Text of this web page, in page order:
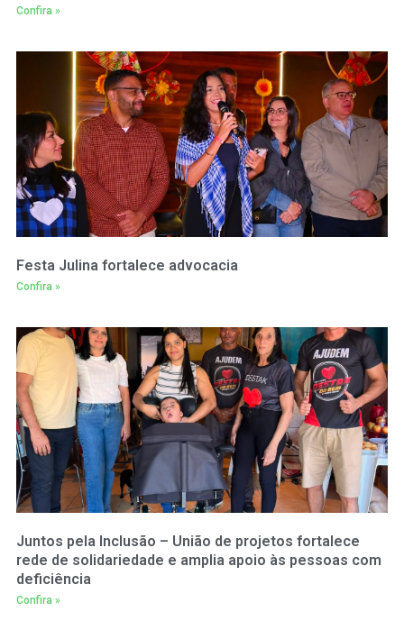
Confira »
Festa Julina fortalece advocacia
Confira »
Juntos pela Inclusão – União de projetos fortalece
rede de solidariedade e amplia apoio às pessoas com
deficiência
Confira »